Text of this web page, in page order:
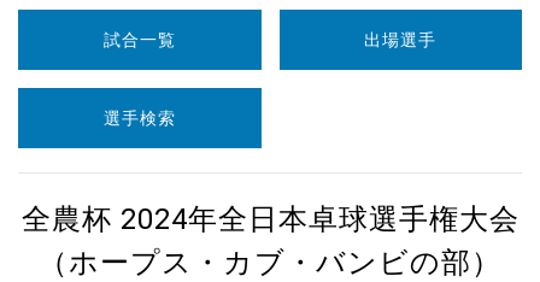
試合一覧 出場選手
選手検索
全農杯 2024年全日本卓球選手権大会
（ホープス・カブ・バンビの部）